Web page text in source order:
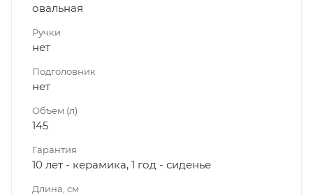
овальная
Ручки
нет
Подголовник
нет
Объем (л)
145
Гарантия
10 лет - керамика, 1 год - сиденье
Длина, см